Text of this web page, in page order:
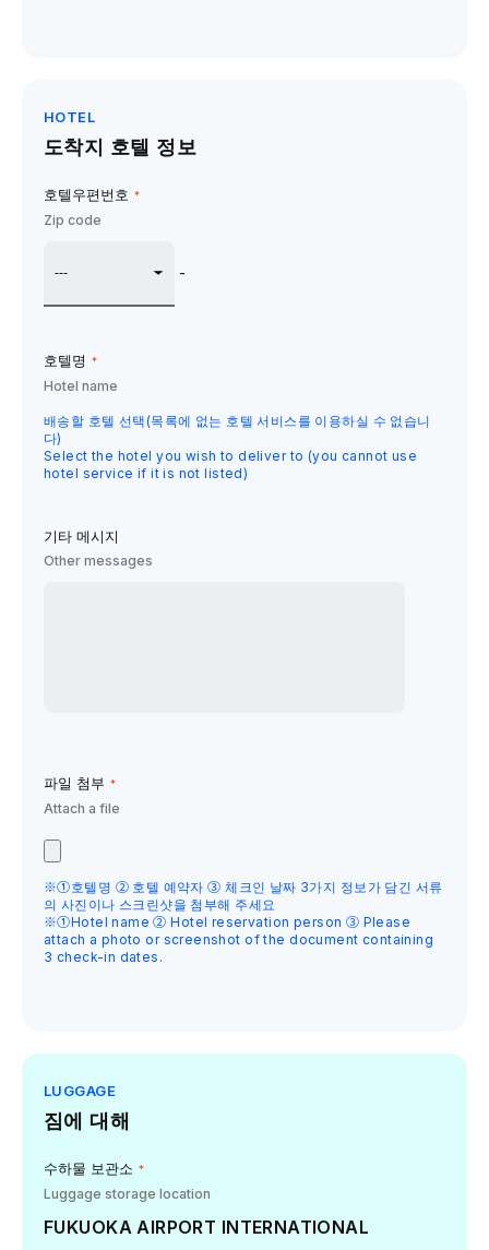
HOTEL
도착지 호텔 정보
호텔우편번호 *
Zip code
-
호텔명 *
Hotel name
배송할 호텔 선택(목록에 없는 호텔 서비스를 이용하실 수 없습니
다)
Select the hotel you wish to deliver to (you cannot use
hotel service if it is not listed)
기타 메시지
Other messages
파일 첨부 *
Attach a file
※①호텔명 ② 호텔 예약자 ③ 체크인 날짜 3가지 정보가 담긴 서류
의 사진이나 스크린샷을 첨부해 주세요
※①Hotel name ② Hotel reservation person ③ Please
attach a photo or screenshot of the document containing
3 check-in dates.
LUGGAGE
짐에 대해
수하물 보관소 *
Luggage storage location
FUKUOKA AIRPORT INTERNATIONAL